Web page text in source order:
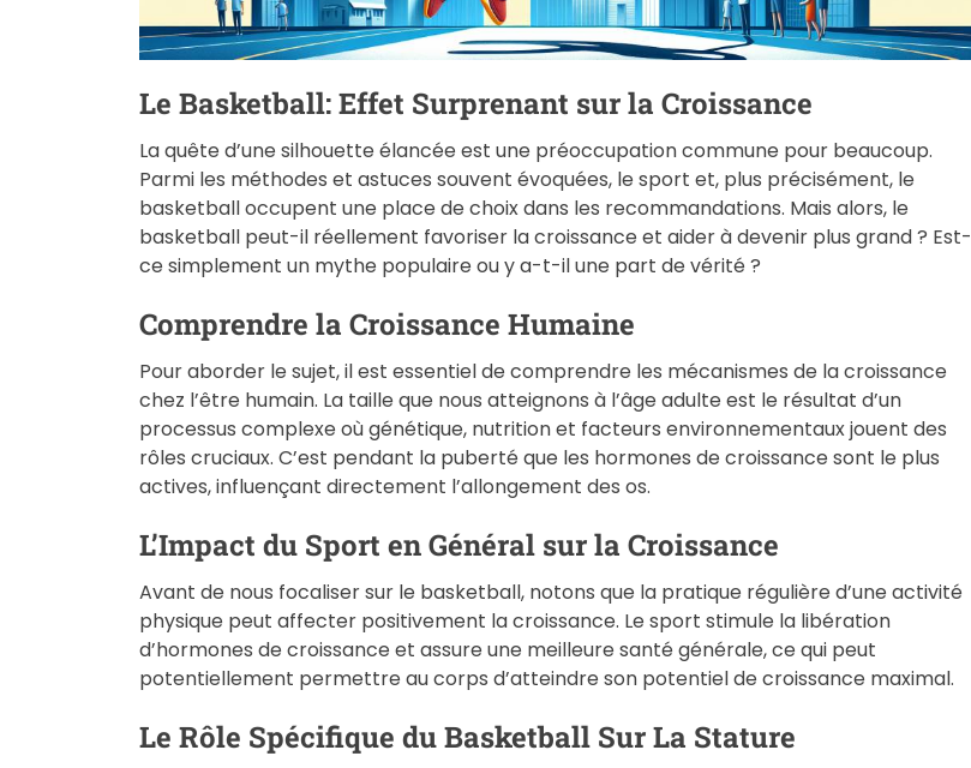
t
i
m
Le Basketball: Effet Surprenant sur la Croissance
La quête d’une silhouette élancée est une préoccupation commune pour beaucoup.
Parmi les méthodes et astuces souvent évoquées, le sport et, plus précisément, le
basketball occupent une place de choix dans les recommandations. Mais alors, le
basketball peut-il réellement favoriser la croissance et aider à devenir plus grand ? Est-
ce simplement un mythe populaire ou y a-t-il une part de vérité ?
Comprendre la Croissance Humaine
Pour aborder le sujet, il est essentiel de comprendre les mécanismes de la croissance
chez l’être humain. La taille que nous atteignons à l’âge adulte est le résultat d’un
processus complexe où génétique, nutrition et facteurs environnementaux jouent des
rôles cruciaux. C’est pendant la puberté que les hormones de croissance sont le plus
actives, influençant directement l’allongement des os.
L’Impact du Sport en Général sur la Croissance
Avant de nous focaliser sur le basketball, notons que la pratique régulière d’une activité
physique peut affecter positivement la croissance. Le sport stimule la libération
d’hormones de croissance et assure une meilleure santé générale, ce qui peut
potentiellement permettre au corps d’atteindre son potentiel de croissance maximal.
Le Rôle Spécifique du Basketball Sur La Stature